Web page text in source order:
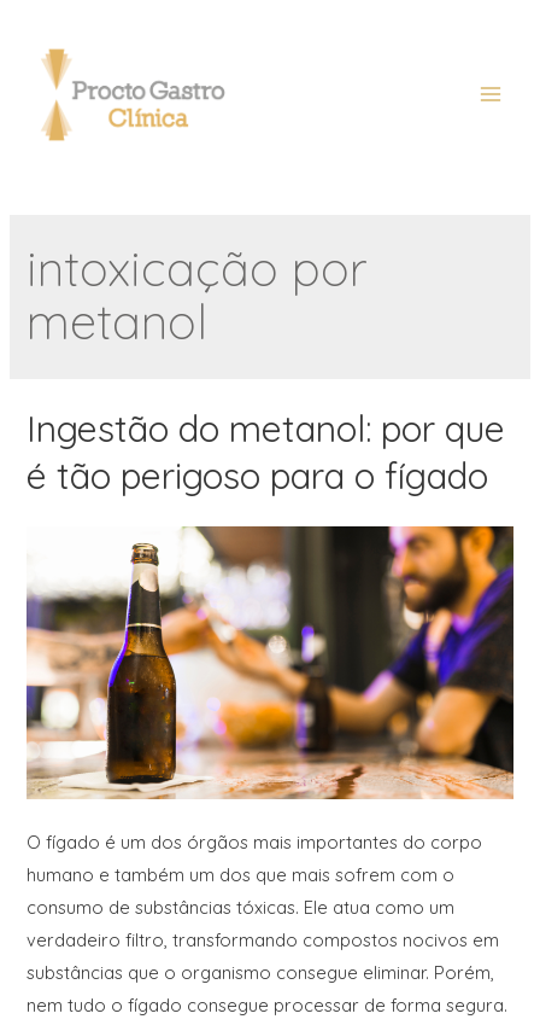
intoxicação por
metanol
Ingestão do metanol: por que
é tão perigoso para o fígado
O fígado é um dos órgãos mais importantes do corpo
humano e também um dos que mais sofrem com o
consumo de substâncias tóxicas. Ele atua como um
verdadeiro filtro, transformando compostos nocivos em
substâncias que o organismo consegue eliminar. Porém,
nem tudo o fígado consegue processar de forma segura.